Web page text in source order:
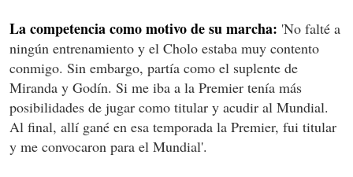
La competencia como motivo de su marcha: 'No falté a
ningún entrenamiento y el Cholo estaba muy contento
conmigo. Sin embargo, partía como el suplente de
Miranda y Godín. Si me iba a la Premier tenía más
posibilidades de jugar como titular y acudir al Mundial.
Al final, allí gané en esa temporada la Premier, fui titular
y me convocaron para el Mundial'.